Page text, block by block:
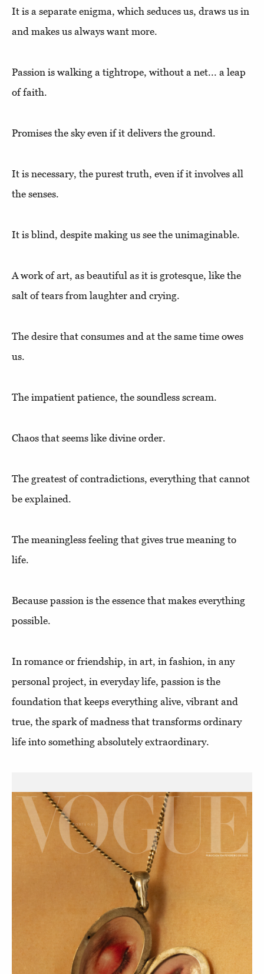
It is a separate enigma, which seduces us, draws us in
and makes us always want more.
Passion is walking a tightrope, without a net... a leap
of faith.
Promises the sky even if it delivers the ground.
It is necessary, the purest truth, even if it involves all
the senses.
It is blind, despite making us see the unimaginable.
A work of art, as beautiful as it is grotesque, like the
salt of tears from laughter and crying.
The desire that consumes and at the same time owes
us.
The impatient patience, the soundless scream.
Chaos that seems like divine order.
The greatest of contradictions, everything that cannot
be explained.
The meaningless feeling that gives true meaning to
life.
Because passion is the essence that makes everything
possible.
In romance or friendship, in art, in fashion, in any
personal project, in everyday life, passion is the
foundation that keeps everything alive, vibrant and
true, the spark of madness that transforms ordinary
life into something absolutely extraordinary.